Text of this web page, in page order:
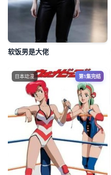
软饭男是大佬
日本动漫 第1集完结